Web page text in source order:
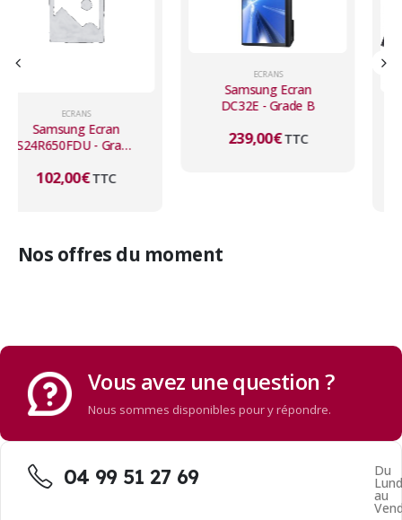
239,00€
ECRANS
Grade A
Nos offres du moment
Vous avez une question ?
Nous sommes disponibles pour y répondre.
04 99 51 27 69 Du
au